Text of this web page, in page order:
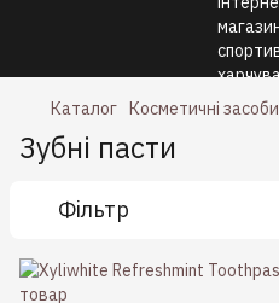
Каталог Косметичні засоби
Зубні пасти
Фільтр